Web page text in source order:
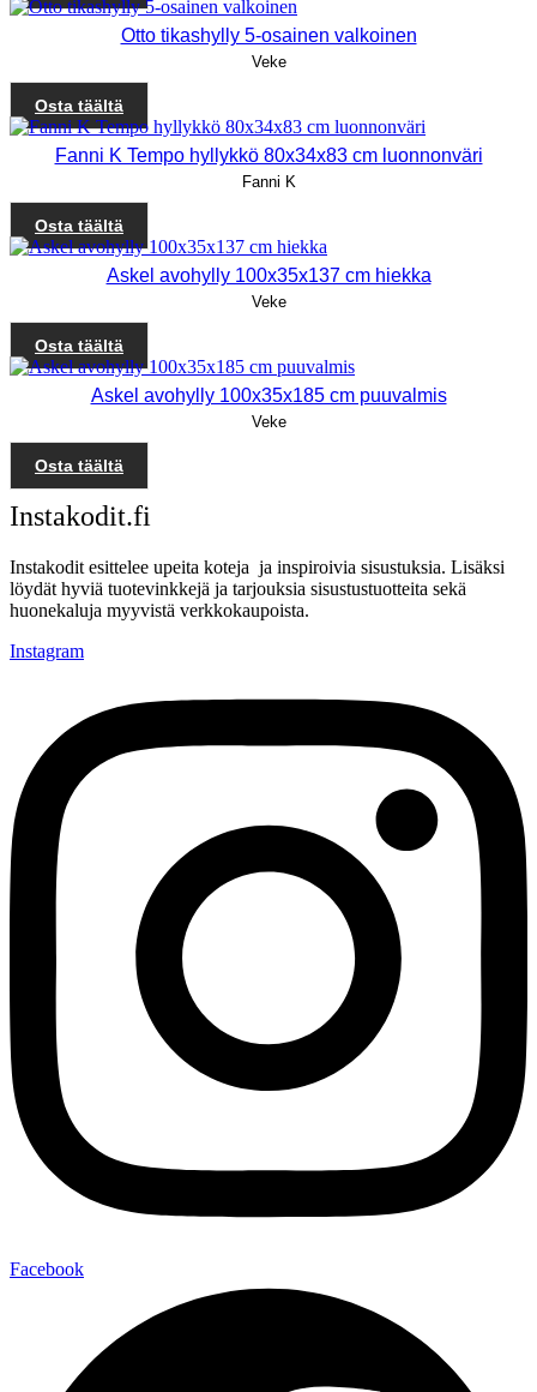
Otto tikashylly 5-osainen valkoinen
Veke
Osta täältä
Fanni K Tempo hyllykkö 80x34x83 cm luonnonväri
Fanni K
Osta täältä
Askel avohylly 100x35x137 cm hiekka
Veke
Osta täältä
Askel avohylly 100x35x185 cm puuvalmis
Veke
Osta täältä
Instakodit.fi
Instakodit esittelee upeita koteja ja inspiroivia sisustuksia. Lisäksi
löydät hyviä tuotevinkkejä ja tarjouksia sisustustuotteita sekä
huonekaluja myyvistä verkkokaupoista.
Instagram
Facebook